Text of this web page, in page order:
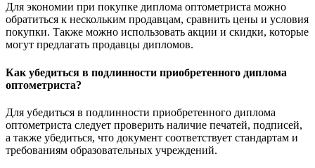
Для экономии при покупке диплома оптометриста можно
обратиться к нескольким продавцам, сравнить цены и условия
покупки. Также можно использовать акции и скидки, которые
могут предлагать продавцы дипломов.
Как убедиться в подлинности приобретенного диплома
оптометриста?
Для убедиться в подлинности приобретенного диплома
оптометриста следует проверить наличие печатей, подписей,
а также убедиться, что документ соответствует стандартам и
требованиям образовательных учреждений.